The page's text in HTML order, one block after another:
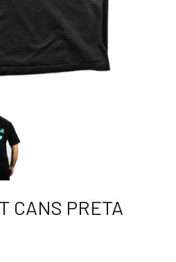
CANS PRETA